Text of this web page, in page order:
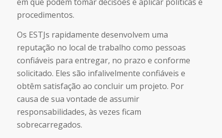
procedimentos.
Os ESTJs rapidamente desenvolvem uma
reputação no local de trabalho como pessoas
confiáveis para entregar, no prazo e conforme
solicitado. Eles são infalivelmente confiáveis e
obtêm satisfação ao concluir um projeto. Por
causa de sua vontade de assumir
responsabilidades, às vezes ficam
sobrecarregados.